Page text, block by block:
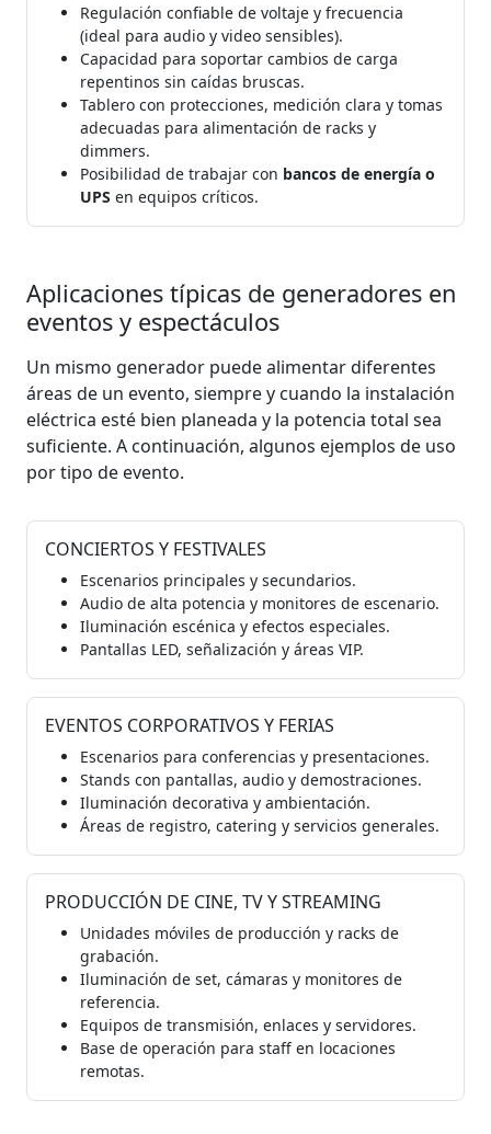
Regulación confiable de voltaje y frecuencia
(ideal para audio y video sensibles).
Capacidad para soportar cambios de carga
repentinos sin caídas bruscas.
Tablero con protecciones, medición clara y tomas
adecuadas para alimentación de racks y
dimmers.
Posibilidad de trabajar con bancos de energía o
UPS en equipos críticos.
Aplicaciones típicas de generadores en
eventos y espectáculos
Un mismo generador puede alimentar diferentes
áreas de un evento, siempre y cuando la instalación
eléctrica esté bien planeada y la potencia total sea
suficiente. A continuación, algunos ejemplos de uso
por tipo de evento.
CONCIERTOS Y FESTIVALES
Escenarios principales y secundarios.
Audio de alta potencia y monitores de escenario.
Iluminación escénica y efectos especiales.
Pantallas LED, señalización y áreas VIP.
EVENTOS CORPORATIVOS Y FERIAS
Escenarios para conferencias y presentaciones.
Stands con pantallas, audio y demostraciones.
Iluminación decorativa y ambientación.
Áreas de registro, catering y servicios generales.
PRODUCCIÓN DE CINE, TV Y STREAMING
Unidades móviles de producción y racks de
grabación.
Iluminación de set, cámaras y monitores de
referencia.
Equipos de transmisión, enlaces y servidores.
Base de operación para staff en locaciones
remotas.